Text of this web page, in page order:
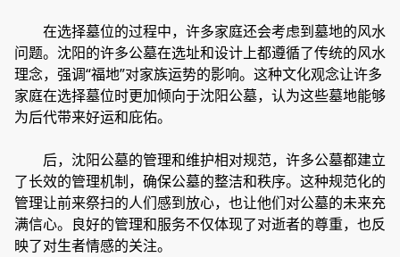
在选择墓位的过程中，许多家庭还会考虑到墓地的风水
问题。沈阳的许多公墓在选址和设计上都遵循了传统的风水
理念，强调“福地”对家族运势的影响。这种文化观念让许多
家庭在选择墓位时更加倾向于沈阳公墓，认为这些墓地能够
为后代带来好运和庇佑。
后，沈阳公墓的管理和维护相对规范，许多公墓都建立
了长效的管理机制，确保公墓的整洁和秩序。这种规范化的
管理让前来祭扫的人们感到放心，也让他们对公墓的未来充
满信心。良好的管理和服务不仅体现了对逝者的尊重，也反
映了对生者情感的关注。